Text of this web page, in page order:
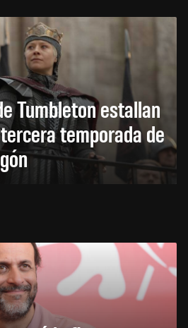
Tumbleton estallan
temporada de